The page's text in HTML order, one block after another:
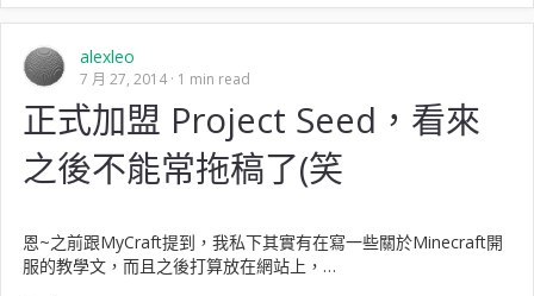
alexleo
7 月 27, 2014 1 min read
正式加盟 Project Seed，看來
之後不能常拖稿了(笑
恩~之前跟MyCraft提到，我私下其實有在寫一些關於Minecraft開
服的教學文，而且之後打算放在網站上，…